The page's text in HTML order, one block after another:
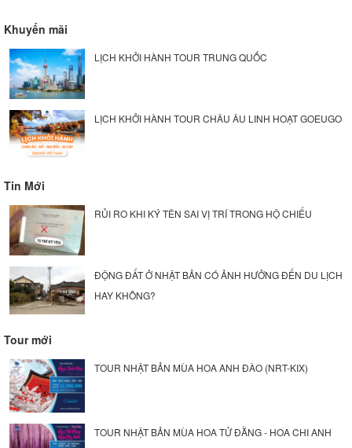
Khuyến mãi
LỊCH KHỞI HÀNH TOUR TRUNG QUỐC
LỊCH KHỞI HÀNH TOUR CHÂU ÂU LINH HOẠT GOEUGO
Tin Mới
RỦI RO KHI KÝ TÊN SAI VỊ TRÍ TRONG HỘ CHIẾU
ĐỘNG ĐẤT Ở NHẬT BẢN CÓ ẢNH HƯỞNG ĐẾN DU LỊCH
HAY KHÔNG?
Tour mới
TOUR NHẬT BẢN MÙA HOA ANH ĐÀO (NRT-KIX)
TOUR NHẬT BẢN MÙA HOA TỬ ĐẰNG - HOA CHI ANH